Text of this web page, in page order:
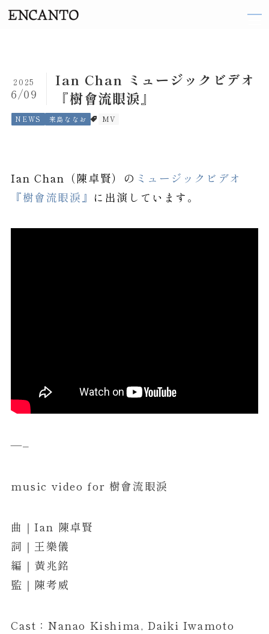
TOP
ARTIST
来島 ななお
阪井 まどか
Ian Chan ミュージックビデオ
『樹會流眼淚』
2025
6/09
NEWS 来島ななお MV
Ian Chan（陳卓賢）の ミュージックビデオ
『樹會流眼淚』 に出演しています。
—–
music video for 樹會流眼淚
曲｜Ian 陳卓賢
詞｜王樂儀
編｜黃兆銘
監｜陳考威
Cast：Nanao Kishima, Daiki Iwamoto